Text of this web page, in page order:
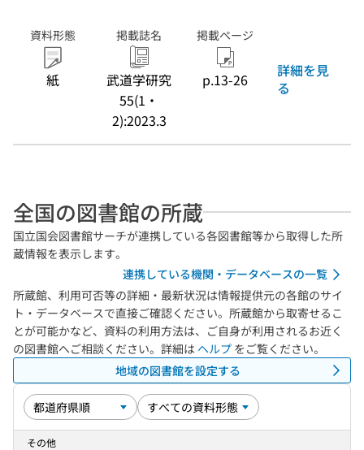
資料形態
紙
掲載誌名
武道学研究
55(1・
2):2023.3
掲載ページ
p.13-26
詳細を見
る
全国の図書館の所蔵
国立国会図書館サーチが連携している各図書館等から取得した所
蔵情報を表示します。
連携している機関・データベースの一覧
所蔵館、利用可否等の詳細・最新状況は情報提供元の各館のサイ
ト・データベースで直接ご確認ください。所蔵館から取寄せるこ
とが可能かなど、資料の利用方法は、ご自身が利用されるお近く
の図書館へご相談ください。詳細は ヘルプ をご覧ください。
地域の図書館を設定する
その他